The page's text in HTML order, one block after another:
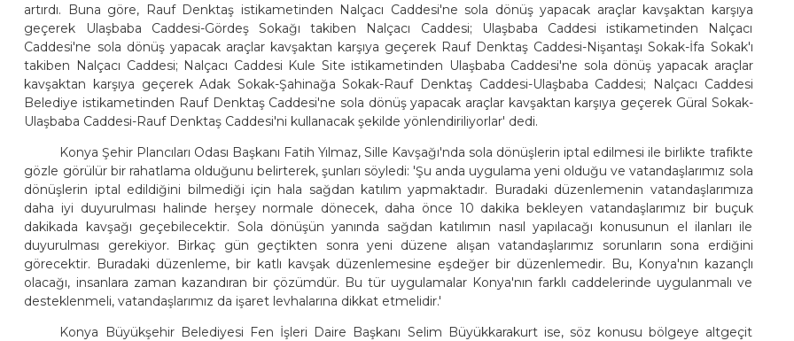
artırdı. Buna göre, Rauf Denktaş istikametinden Nalçacı Caddesi'ne sola dönüş yapacak araçlar kavşaktan karşıya
geçerek Ulaşbaba Caddesi-Gördeş Sokağı takiben Nalçacı Caddesi; Ulaşbaba Caddesi istikametinden Nalçacı
Caddesi'ne sola dönüş yapacak araçlar kavşaktan karşıya geçerek Rauf Denktaş Caddesi-Nişantaşı Sokak-İfa Sokak'ı
takiben Nalçacı Caddesi; Nalçacı Caddesi Kule Site istikametinden Ulaşbaba Caddesi'ne sola dönüş yapacak araçlar
kavşaktan karşıya geçerek Adak Sokak-Şahinağa Sokak-Rauf Denktaş Caddesi-Ulaşbaba Caddesi; Nalçacı Caddesi
Belediye istikametinden Rauf Denktaş Caddesi'ne sola dönüş yapacak araçlar kavşaktan karşıya geçerek Güral Sokak-
Ulaşbaba Caddesi-Rauf Denktaş Caddesi'ni kullanacak şekilde yönlendiriliyorlar' dedi.
Konya Şehir Plancıları Odası Başkanı Fatih Yılmaz, Sille Kavşağı'nda sola dönüşlerin iptal edilmesi ile birlikte trafikte
gözle görülür bir rahatlama olduğunu belirterek, şunları söyledi: 'Şu anda uygulama yeni olduğu ve vatandaşlarımız sola
dönüşlerin iptal edildiğini bilmediği için hala sağdan katılım yapmaktadır. Buradaki düzenlemenin vatandaşlarımıza
daha iyi duyurulması halinde herşey normale dönecek, daha önce 10 dakika bekleyen vatandaşlarımız bir buçuk
dakikada kavşağı geçebilecektir. Sola dönüşün yanında sağdan katılımın nasıl yapılacağı konusunun el ilanları ile
duyurulması gerekiyor. Birkaç gün geçtikten sonra yeni düzene alışan vatandaşlarımız sorunların sona erdiğini
görecektir. Buradaki düzenleme, bir katlı kavşak düzenlemesine eşdeğer bir düzenlemedir. Bu, Konya'nın kazançlı
olacağı, insanlara zaman kazandıran bir çözümdür. Bu tür uygulamalar Konya'nın farklı caddelerinde uygulanmalı ve
desteklenmeli, vatandaşlarımız da işaret levhalarına dikkat etmelidir.'
Konya Büyükşehir Belediyesi Fen İşleri Daire Başkanı Selim Büyükkarakurt ise, söz konusu bölgeye altgeçit